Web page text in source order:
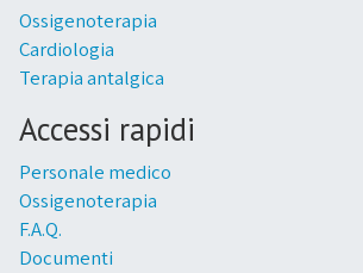
Ossigenoterapia
Cardiologia
Terapia antalgica
Accessi rapidi
Personale medico
Ossigenoterapia
F.A.Q.
Documenti